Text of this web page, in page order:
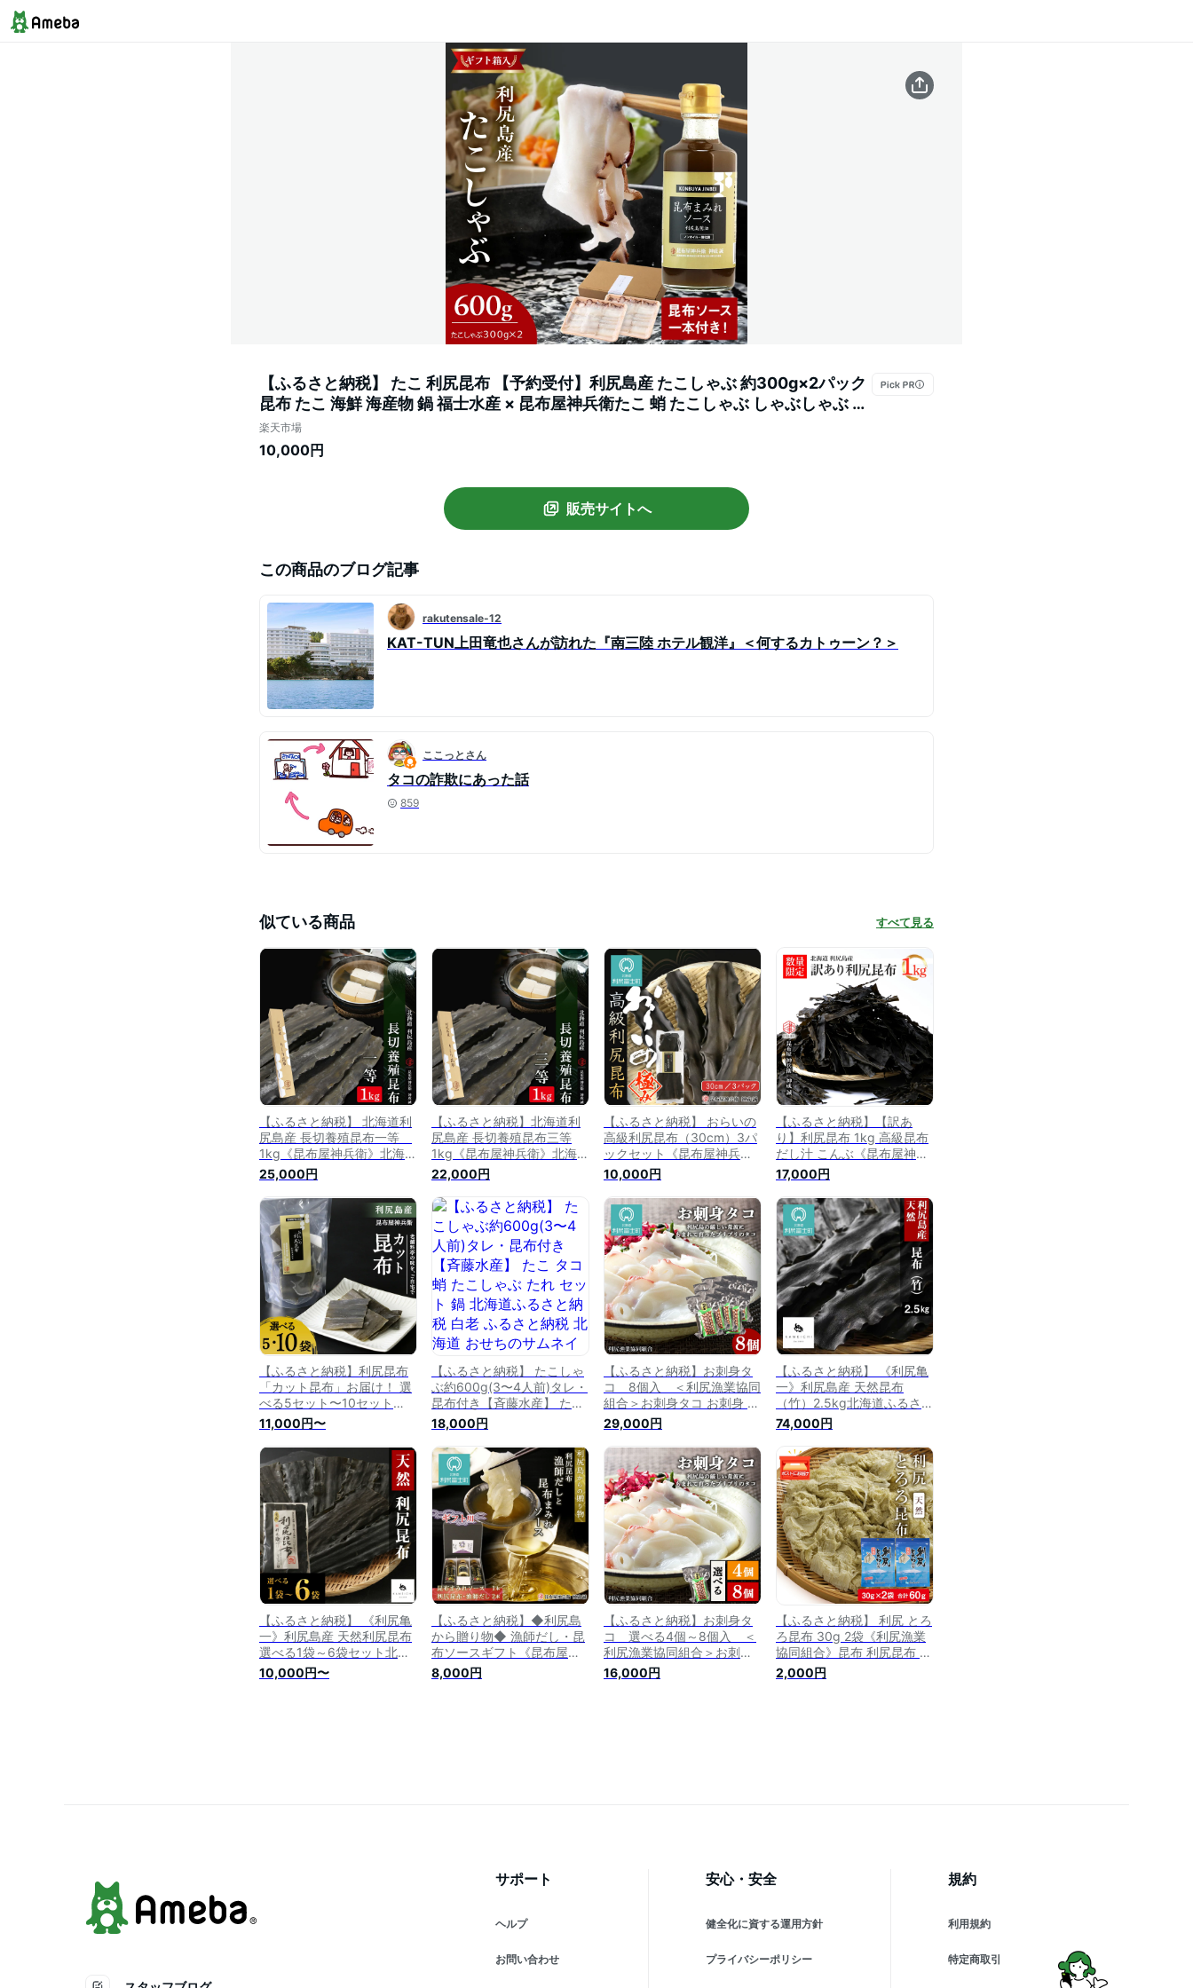
【ふるさと納税】 たこ 利尻昆布 【予約受付】利尻島産 たこしゃぶ 約300g×2パック
昆布 たこ 海鮮 海産物 鍋 福士水産 × 昆布屋神兵衛たこ 蛸 たこしゃぶ しゃぶしゃぶ 鍋
こんぶ 利尻昆布 ソース ミズダコ 北海道ふるさと納税 利尻富士町 ふるさと納税 北海
道
楽天市場
10,000円
販売サイトへ
この商品のブログ記事
rakutensale-12
KAT-TUN上田竜也さんが訪れた『南三陸 ホテル観洋』＜何するカトゥーン？＞
ここっとさん
タコの詐欺にあった話
859
似ている商品 すべて見る
【ふるさと納税】 北海道利
尻島産 長切養殖昆布一等
1kg《昆布屋神兵衛》北海道
ふるさと納税 利尻富士町 ふ
るさと納税 北海道 昆布 利
尻昆布 高級昆布 お出汁 コ
ンブ こんぶ 北海道産昆布
利尻こんぶ 贈答
25,000円
【ふるさと納税】北海道利
尻島産 長切養殖昆布三等
1kg《昆布屋神兵衛》北海道
ふるさと納税 利尻富士町 ふ
るさと納税 北海道 昆布 利
尻昆布 高級昆布 お出汁 コ
ンブ こんぶ 北海道産昆布
利尻こんぶ 贈答
22,000円
【ふるさと納税】 おらいの
高級利尻昆布（30cm）3パ
ックセット《昆布屋神兵
衛》北海道ふるさと納税 利
尻富士町 ふるさと納税 北海
道 昆布 利尻昆布 高級昆布
お出汁 コンブ こんぶ 北海
道産昆布 利尻こんぶ 贈答
10,000円
【ふるさと納税】【訳あ
り】利尻昆布 1kg 高級昆布
だし汁 こんぶ《昆布屋神兵
衛》北海道ふるさと納税 利
尻富士町 ふるさと納税 北海
道 昆布 利尻昆布 高級昆布
お出汁 コンブ こんぶ 北海
道産昆布 利尻こんぶ 贈答
規格外
17,000円
【ふるさと納税】利尻昆布
「カット昆布」お届け！ 選
べる5セット〜10セット
《昆布屋神兵衛》北海道ふ
るさと納税 利尻富士町 ふる
さと納税 北海道 昆布 利尻
昆布 高級昆布 お出汁 コン
ブ こんぶ 北海道産昆布 利
尻こんぶ 贈答
11,000円〜
【ふるさと納税】 たこしゃ
ぶ約600g(3〜4人前)タレ・
昆布付き【斉藤水産】 たこ
タコ 蛸 たこしゃぶ たれ セ
ット 鍋 北海道ふるさと納税
白老 ふるさと納税 北海道
おせち
18,000円
【ふるさと納税】お刺身タ
コ 8個入 ＜利尻漁業協同
組合＞お刺身タコ お刺身 タ
コ たこ 蛸 北海道ふるさと
納税 利尻富士町 ふるさと納
税 北海道
29,000円
【ふるさと納税】 《利尻亀
一》利尻島産 天然昆布
（竹）2.5kg北海道ふるさと
納税 利尻富士町 ふるさと納
税 北海道 昆布 利尻昆布 高
級昆布 お出汁 コンブ こん
ぶ 北海道産昆布 利尻こんぶ
贈答
74,000円
【ふるさと納税】 《利尻亀
一》利尻島産 天然利尻昆布
選べる1袋～6袋セット北海
道ふるさと納税 利尻富士町
ふるさと納税 北海道 昆布
10,000円〜
【ふるさと納税】◆利尻島
から贈り物◆ 漁師だし・昆
布ソースギフト《昆布屋神
兵衛》 利尻昆布 調味料 無
添加 万能ソース ギフト 出
8,000円
【ふるさと納税】お刺身タ
コ 選べる4個～8個入 ＜
利尻漁業協同組合＞お刺身
タコ お刺身 タコ たこ 蛸 小
分け 真空パック 北海道ふる
16,000円
【ふるさと納税】 利尻 とろ
ろ昆布 30g 2袋《利尻漁業
協同組合》昆布 利尻昆布 お
出汁 コンブ こんぶ 北海道
産昆布 利尻こんぶ とろろ
2,000円
サポート
ヘルプ
お問い合わせ
安心・安全
健全化に資する運用方針
プライバシーポリシー
規約
利用規約
特定商取引